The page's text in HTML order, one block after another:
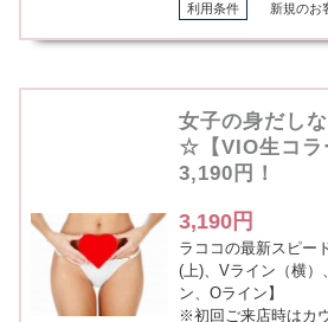
利用条件 新規のお
女子の身だし
☆【VIO生コラ
3,190円！
3,190円
ラココの最新スピー
(上)、Vライン（横）
ン、Oライン】
※初回ご来店時はカ